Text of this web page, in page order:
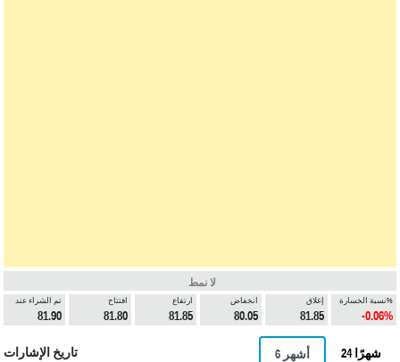
لا نمط
تم الشراء عند
81.90
افتتاح
81.80
ارتفاع
81.85
انخفاض
80.05
إغلاق
81.85
نسبة الخسارة%
-0.06%
تاريخ الإشارات 6 أشهر 24 شهرًا